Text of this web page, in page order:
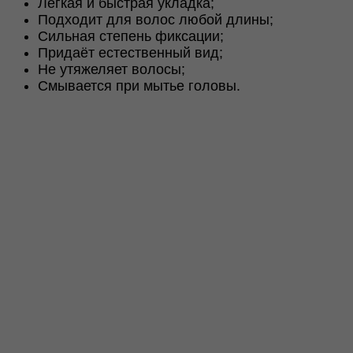
150ml
Подходит для волос любой длины;
Сильная степень фиксации;
Придаёт естественный вид;
Не утяжеляет волосы;
Смывается при мытье головы.